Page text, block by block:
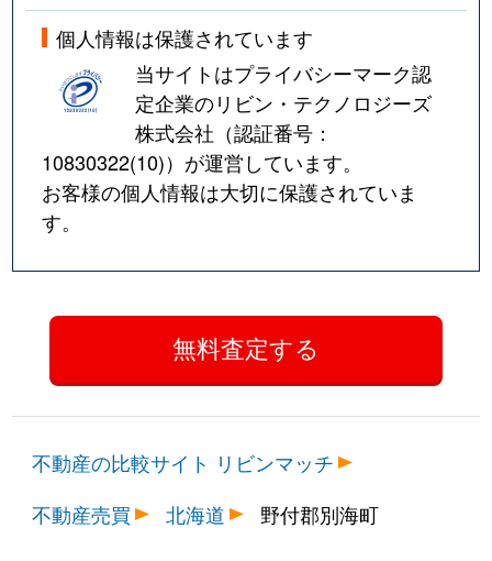
個人情報は保護されています
当サイトはプライバシーマーク認
定企業のリビン・テクノロジーズ
株式会社（認証番号：
10830322(10)）が運営しています。
お客様の個人情報は大切に保護されていま
す。
不動産の比較サイト リビンマッチ
不動産売買
北海道 野付郡別海町